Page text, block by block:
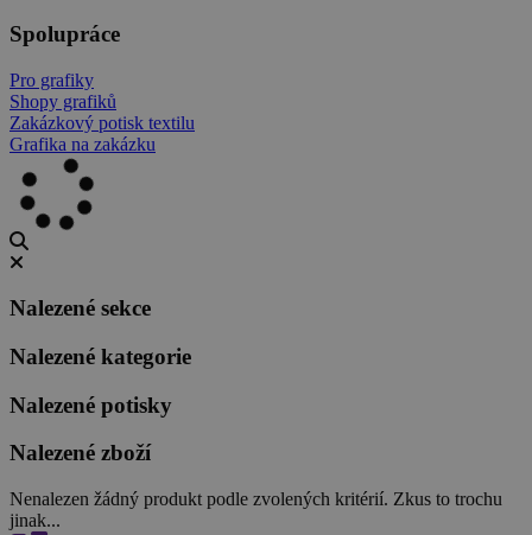
Spolupráce
Pro grafiky
Shopy grafiků
Zakázkový potisk textilu
Grafika na zakázku
Nalezené sekce
Nalezené kategorie
Nalezené potisky
Nalezené zboží
Nenalezen žádný produkt podle zvolených kritérií. Zkus to trochu
jinak...